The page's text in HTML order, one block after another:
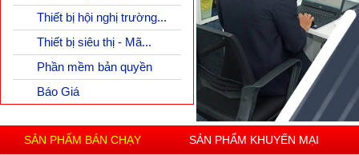
Thiết bị hội nghị trường...
Thiết bị siêu thị - Mã...
Phần mềm bản quyền
Báo Giá
SẢN PHẨM BÁN CHẠY SẢN PHẨM KHUYẾN MẠI